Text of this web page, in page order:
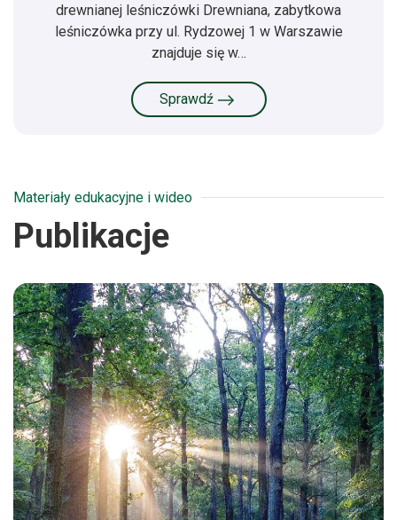
drewnianej leśniczówki Drewniana, zabytkowa
leśniczówka przy ul. Rydzowej 1 w Warszawie
znajduje się w…
Sprawdź
Materiały edukacyjne i wideo
Publikacje